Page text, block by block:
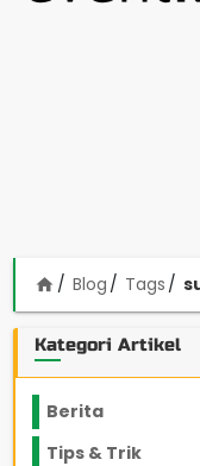
home Blog Tags
Kategori Artikel
Berita
Tips & Trik